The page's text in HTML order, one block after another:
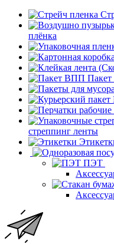
плёнка
стреппинг ленты
ПЭТ